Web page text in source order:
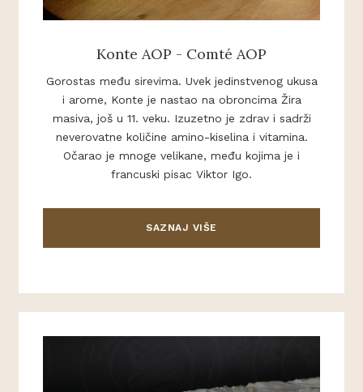
Konte AOP - Comté AOP
Gorostas među sirevima. Uvek jedinstvenog ukusa
i arome, Konte je nastao na obroncima Žira
masiva, još u 11. veku. Izuzetno je zdrav i sadrži
neverovatne količine amino-kiselina i vitamina.
Očarao je mnoge velikane, među kojima je i
francuski pisac Viktor Igo.
SAZNAJ VIŠE